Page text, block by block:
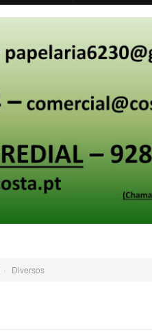
› Diversos